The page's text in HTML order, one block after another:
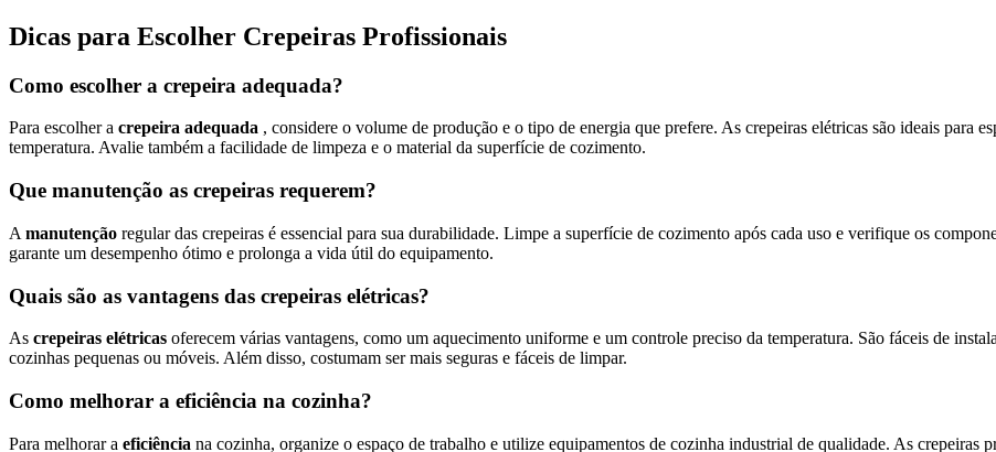
Dicas para Escolher Crepeiras Profissionais
Como escolher a crepeira adequada?
Para escolher a crepeira adequada , considere o volume de produção e o tipo de energia que prefere. As crepeiras elétricas são ideais para
temperatura. Avalie também a facilidade de limpeza e o material da superfície de cozimento.
Que manutenção as crepeiras requerem?
A manutenção regular das crepeiras é essencial para sua durabilidade. Limpe a superfície de cozimento após cada uso e verifique os
garante um desempenho ótimo e prolonga a vida útil do equipamento.
Quais são as vantagens das crepeiras elétricas?
As crepeiras elétricas oferecem várias vantagens, como um aquecimento uniforme e um controle preciso da temperatura. São fáceis de
cozinhas pequenas ou móveis. Além disso, costumam ser mais seguras e fáceis de limpar.
Como melhorar a eficiência na cozinha?
Para melhorar a eficiência na cozinha, organize o espaço de trabalho e utilize equipamentos de cozinha industrial de qualidade. As crepeiras